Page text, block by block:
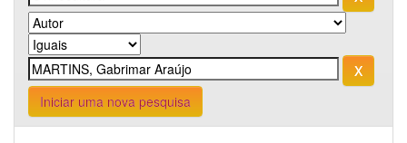
Iniciar uma nova pesquisa